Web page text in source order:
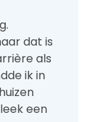
dat is
als
ik in
een